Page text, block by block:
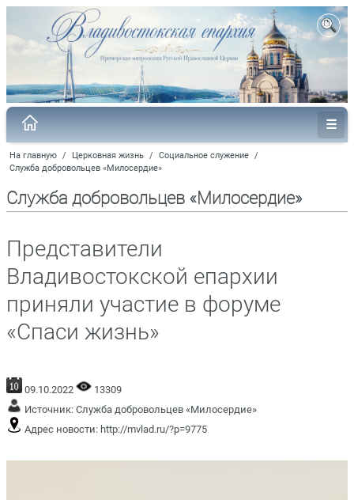
На главную / Церковная жизнь / Социальное служение /
Служба добровольцев «Милосердие»
Служба добровольцев «Милосердие»
Представители
Владивостокской епархии
приняли участие в форуме
«Спаси жизнь»
09.10.2022
13309
Источник: Служба добровольцев «Милосердие»
Адрес новости: http://mvlad.ru/?p=9775